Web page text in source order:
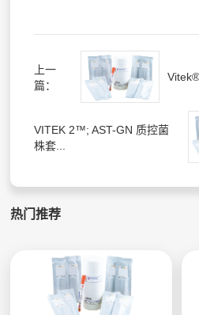
上一
篇：
VITEK 2™; AST-GN 质控菌
株套...
热门推荐